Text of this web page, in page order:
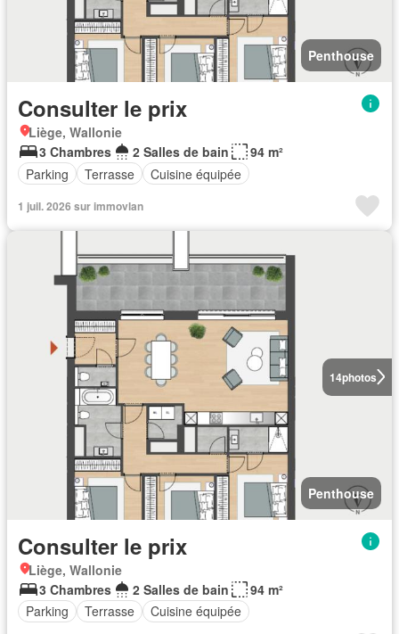
Penthouse
Consulter le prix
Liège, Wallonie
3 Chambres
2 Salles de bain
94 m²
Parking
Terrasse Cuisine équipée
1 juil. 2026 sur immovlan
14photos
Penthouse
Consulter le prix
Liège, Wallonie
3 Chambres
2 Salles de bain
94 m²
Parking
Terrasse Cuisine équipée